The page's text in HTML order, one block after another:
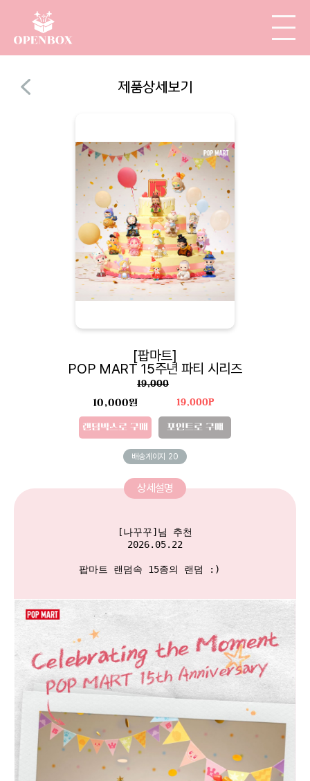
제품상세보기
[팝마트]
POP MART 15주년 파티 시리즈
19,000
10,000원
랜덤박스로 구매
19,000P
포인트로 구매
배송게이지 20
상세설명
[나꾸꾸]님 추천
2026.05.22
팝마트 랜덤속 15종의 랜덤 :)